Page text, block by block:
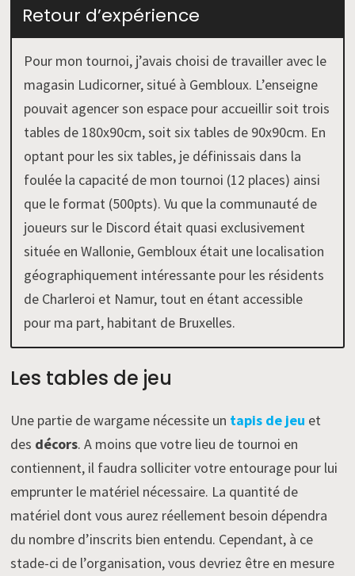
Retour d’expérience
Pour mon tournoi, j’avais choisi de travailler avec le
magasin Ludicorner, situé à Gembloux. L’enseigne
pouvait agencer son espace pour accueillir soit trois
tables de 180x90cm, soit six tables de 90x90cm. En
optant pour les six tables, je définissais dans la
foulée la capacité de mon tournoi (12 places) ainsi
que le format (500pts). Vu que la communauté de
joueurs sur le Discord était quasi exclusivement
située en Wallonie, Gembloux était une localisation
géographiquement intéressante pour les résidents
de Charleroi et Namur, tout en étant accessible
pour ma part, habitant de Bruxelles.
Les tables de jeu
Une partie de wargame nécessite un tapis de jeu et
des décors. A moins que votre lieu de tournoi en
contiennent, il faudra solliciter votre entourage pour lui
emprunter le matériel nécessaire. La quantité de
matériel dont vous aurez réellement besoin dépendra
du nombre d’inscrits bien entendu. Cependant, à ce
stade-ci de l’organisation, vous devriez être en mesure